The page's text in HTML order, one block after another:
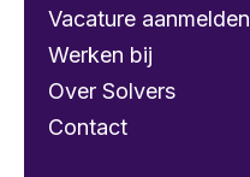
Vacature aanmelden
Werken bij
Over Solvers
Contact